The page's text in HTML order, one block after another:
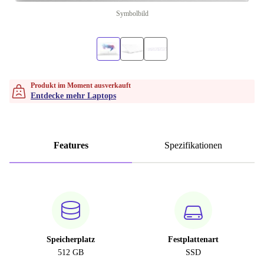
Symbolbild
Produkt im Moment ausverkauft
Entdecke mehr Laptops
Features Spezifikationen
Speicherplatz
512 GB
Festplattenart
SSD